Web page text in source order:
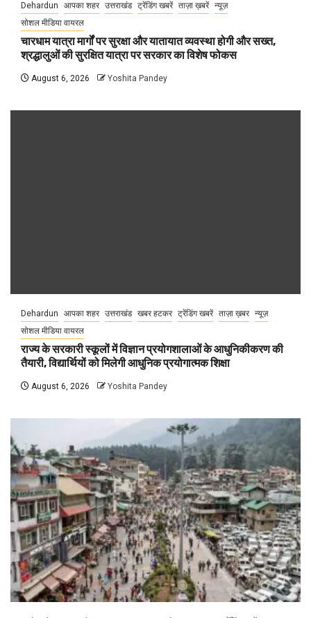
Dehardun आपका शहर उत्तराखंड ट्रेंडिंग खबरें ताज़ा ख़बरें न्यूज़
सोशल मीडिया वायरल
चारधाम यात्रा मार्गों पर सुरक्षा और यातायात व्यवस्था होगी और सख्त,
श्रद्धालुओं की सुरक्षित यात्रा पर सरकार का विशेष फोकस
August 6, 2026 Yoshita Pandey
Dehardun आपका शहर उत्तराखंड खबर हटकर ट्रेंडिंग खबरें ताज़ा ख़बर न्यूज़
सोशल मीडिया वायरल
राज्य के सरकारी स्कूलों में विज्ञान प्रयोगशालाओं के आधुनिकीकरण की
तैयारी, विद्यार्थियों को मिलेगी आधुनिक प्रयोगात्मक शिक्षा
August 6, 2026 Yoshita Pandey